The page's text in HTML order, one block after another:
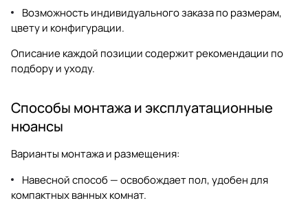
Возможность индивидуального заказа по размерам,
цвету и конфигурации.
Описание каждой позиции содержит рекомендации по
подбору и уходу.
Способы монтажа и эксплуатационные
нюансы
Варианты монтажа и размещения:
Навесной способ — освобождает пол, удобен для
компактных ванных комнат.